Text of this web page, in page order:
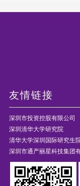
友情链接
深圳市投资控股有限公司
深圳清华大学研究院
清华大学深圳国际研究生
深圳市通产丽星科技集团